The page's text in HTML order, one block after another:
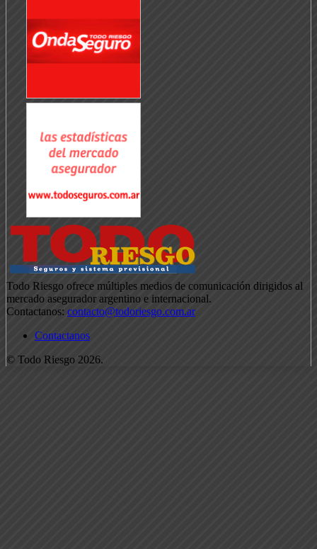
Todo Riesgo ofrece múltiples medios de comunicación dirigidos al
mercado asegurador argentino e internacional.
Contactanos: contacto@todoriesgo.com.ar
Contactanos
© Todo Riesgo 2026.